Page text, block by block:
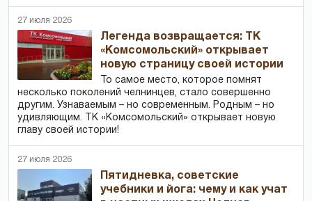
27 июля 2026
Легенда возвращается: ТК
«Комсомольский» открывает
новую страницу своей истории
То самое место, которое помнят
несколько поколений челнинцев, стало совершенно
другим. Узнаваемым – но современным. Родным – но
удивляющим. ТК «Комсомольский» открывает новую
главу своей истории!
27 июля 2026
Пятидневка, советские
учебники и йога: чему и как учат